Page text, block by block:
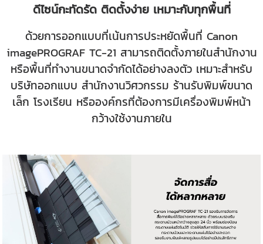
ดีไซน์กะทัดรัด ติดตั้งง่าย เหมาะกับทุกพื้นที่
ด้วยการออกแบบที่เน้นการประหยัดพื้นที่ Canon
imagePROGRAF TC-21 สามารถติดตั้งภายในสำนักงาน
หรือพื้นที่ทำงานขนาดจำกัดได้อย่างลงตัว เหมาะสำหรับ
บริษัทออกแบบ สำนักงานวิศวกรรม ร้านรับพิมพ์ขนาด
เล็ก โรงเรียน หรือองค์กรที่ต้องการมีเครื่องพิมพ์หน้า
กว้างใช้งานภายใน